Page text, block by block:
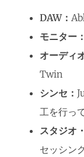
DAW：
モニター：
オーディ
Twin
シンセ：
工を行っ
スタジオ
セッシン